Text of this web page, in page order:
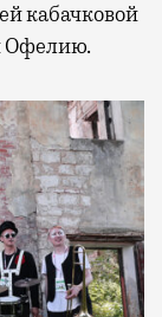
кабачковой
Офелию.